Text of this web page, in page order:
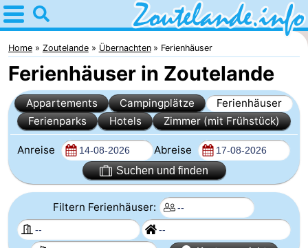
Home
Zoutelande
Tipps
Für
kindern
Webcam
Webcam
Langstraat
Webcam
Strand
Übernachten
Home Zoutelande Übernachten Ferienhäuser
Ferienhäuser in Zoutelande
Appartements Campingplätze
Ferienhäuser
Ferienparks
Hotels Zimmer (mit Frühstück)
Anreise Abreise
Suchen und finden
Filtern Ferienhäuser: